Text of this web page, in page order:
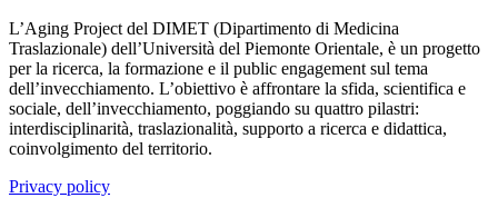
L’Aging Project del DIMET (Dipartimento di Medicina
Traslazionale) dell’Università del Piemonte Orientale, è un progetto
per la ricerca, la formazione e il public engagement sul tema
dell’invecchiamento. L’obiettivo è affrontare la sfida, scientifica e
sociale, dell’invecchiamento, poggiando su quattro pilastri:
interdisciplinarità, traslazionalità, supporto a ricerca e didattica,
coinvolgimento del territorio.
Privacy policy